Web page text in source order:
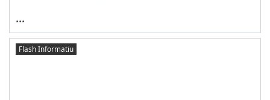
...
Flash Informatiu